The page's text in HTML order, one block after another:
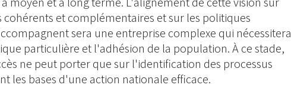
cohérents et complémentaires et sur les politiques
sera une entreprise complexe qui nécessitera
particulière et l'adhésion de la population. À ce stade,
ne peut porter que sur l'identification des processus
les bases d'une action nationale efficace.